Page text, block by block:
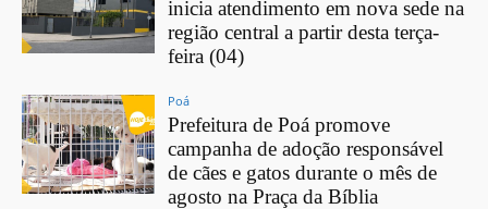
inicia atendimento em nova sede na
região central a partir desta terça-
feira (04)
Poá
Prefeitura de Poá promove
campanha de adoção responsável
de cães e gatos durante o mês de
agosto na Praça da Bíblia